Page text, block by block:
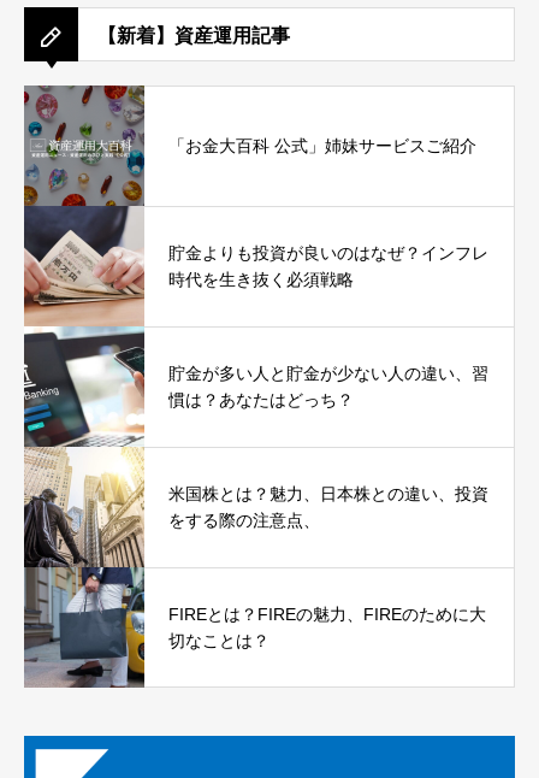
【新着】資産運用記事
「お金大百科 公式」姉妹サービスご紹介
貯金よりも投資が良いのはなぜ？インフレ
時代を生き抜く必須戦略
貯金が多い人と貯金が少ない人の違い、習
慣は？あなたはどっち？
米国株とは？魅力、日本株との違い、投資
をする際の注意点、
FIREとは？FIREの魅力、FIREのために大
切なことは？